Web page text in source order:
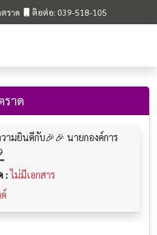
ราด ติอต่อ: 039-518-105
ราด
ามยินดีกับ🎉🎉 นายกองค์การ
: ไม่มีเอกสาร